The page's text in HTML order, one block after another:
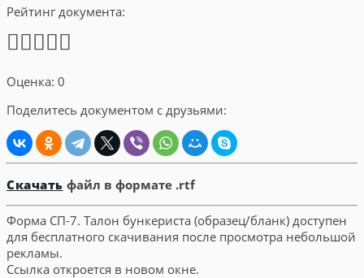
Рейтинг документа:
Оценка: 0
Поделитесь документом с друзьями:
Скачать файл в формате .rtf
Форма СП-7. Талон бункериста (образец/бланк) доступен
для бесплатного скачивания после просмотра небольшой
рекламы.
Ссылка откроется в новом окне.